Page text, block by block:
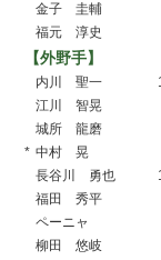
金子 圭輔
福元 淳史
【外野手】
内川 聖一
江川 智晃
城所 龍磨
* 中村 晃
長谷川 勇也
福田 秀平
ペーニャ
柳田 悠岐